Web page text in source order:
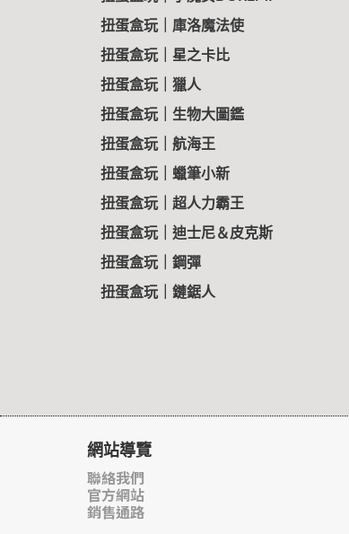
扭蛋盒玩｜庫洛魔法使
扭蛋盒玩｜星之卡比
扭蛋盒玩｜獵人
扭蛋盒玩｜生物大圖鑑
扭蛋盒玩｜航海王
扭蛋盒玩｜蠟筆小新
扭蛋盒玩｜超人力霸王
扭蛋盒玩｜迪士尼＆皮克斯
扭蛋盒玩｜鋼彈
扭蛋盒玩｜鏈鋸人
網站導覽
聯絡我們
官方網站
銷售通路